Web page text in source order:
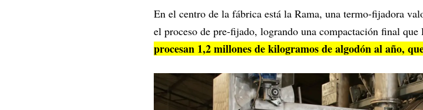
En el centro de la fábrica está la Rama, una termo-fijadora
el proceso de pre-fijado, logrando una compactación final
procesan 1,2 millones de kilogramos de algodón al año,